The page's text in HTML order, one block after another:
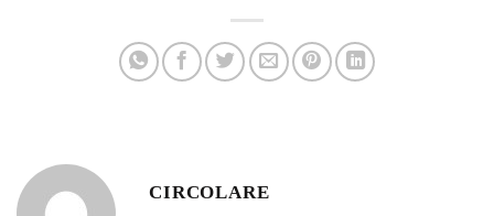
CIRCOLARE